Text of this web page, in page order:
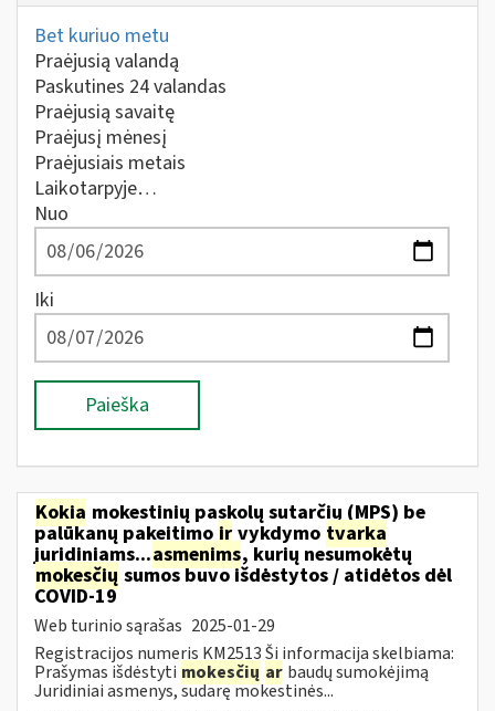
Bet kuriuo metu
Praėjusią valandą
Paskutines 24 valandas
Praėjusią savaitę
Praėjusį mėnesį
Praėjusiais metais
Laikotarpyje…
Nuo
Iki
Paieška
Kokia mokestinių paskolų sutarčių (MPS) be
palūkanų pakeitimo ir vykdymo tvarka
juridiniams...asmenims, kurių nesumokėtų
mokesčių sumos buvo išdėstytos / atidėtos dėl
COVID-19
Web turinio sąrašas 2025-01-29
Registracijos numeris KM2513 Ši informacija skelbiama:
Prašymas išdėstyti mokesčių ar baudų sumokėjimą
Juridiniai asmenys, sudarę mokestinės...